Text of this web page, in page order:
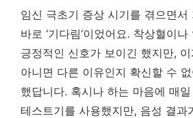
임신 극초기 증상 시기를 겪으면서
바로 ‘기다림’이었어요. 착상혈이
긍정적인 신호가 보이긴 했지만,
아니면 다른 이유인지 확신할 수
했답니다. 혹시나 하는 마음에 매
테스트기를 사용했지만, 음성 결과